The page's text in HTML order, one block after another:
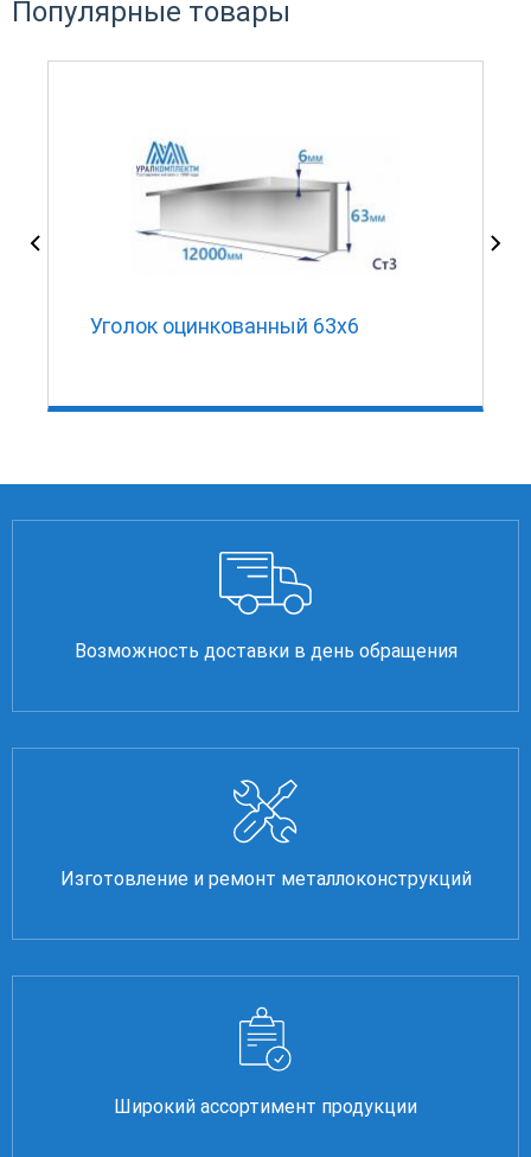
Популярные товары
Уголок оцинкованный 63х6
Возможность доставки в день обращения
Изготовление и ремонт металлоконструкций
Широкий ассортимент продукции